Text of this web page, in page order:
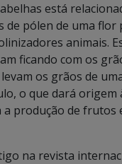
está
pólen de uma flor
animais.
ficando com os
os grãos de
o que dará origem
produção de frutos
na revista